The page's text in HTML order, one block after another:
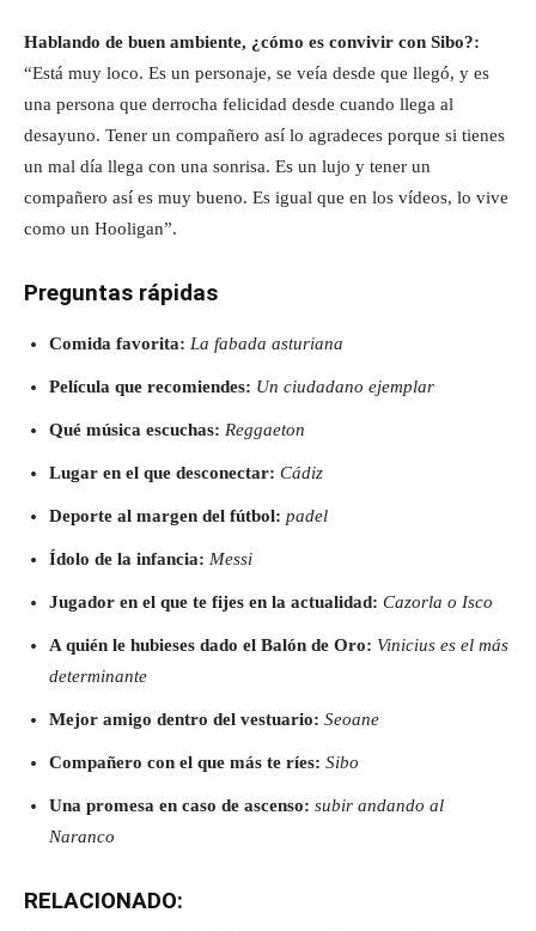
Hablando de buen ambiente, ¿cómo es convivir con Sibo?:
“Está muy loco. Es un personaje, se veía desde que llegó, y es
una persona que derrocha felicidad desde cuando llega al
desayuno. Tener un compañero así lo agradeces porque si tienes
un mal día llega con una sonrisa. Es un lujo y tener un
compañero así es muy bueno. Es igual que en los vídeos, lo vive
como un Hooligan”.
Preguntas rápidas
Comida favorita: La fabada asturiana
Película que recomiendes: Un ciudadano ejemplar
Qué música escuchas: Reggaeton
Lugar en el que desconectar: Cádiz
Deporte al margen del fútbol: padel
Ídolo de la infancia: Messi
Jugador en el que te fijes en la actualidad: Cazorla o Isco
A quién le hubieses dado el Balón de Oro: Vinicius es el más
determinante
Mejor amigo dentro del vestuario: Seoane
Compañero con el que más te ríes: Sibo
Una promesa en caso de ascenso: subir andando al
Naranco
RELACIONADO: